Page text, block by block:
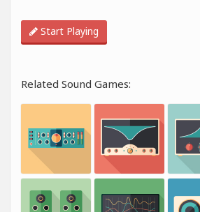
Start Playing
Related Sound Games: